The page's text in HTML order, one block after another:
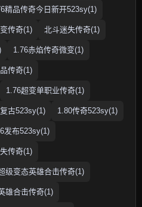
精品传奇今日新开523sy(1)
传奇(1) 北斗迷失传奇(1)
1.76赤焰传奇微变(1)
传奇(1)
1.76超变单职业传奇(1)
古523sy(1) 1.80传奇523sy(1)
发布523sy(1)
传奇(1)
级变态英雄合击传奇(1)
雄合击传奇(1)